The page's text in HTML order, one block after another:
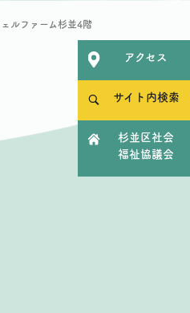
ェルファーム杉並4階
アクセス
サイト内検索
杉並区社会
福祉協議会